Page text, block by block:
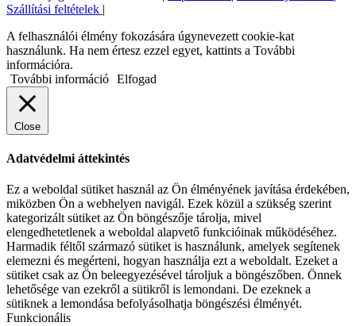
Szállítási feltételek |
A felhasználói élmény fokozására úgynevezett cookie-kat
használunk. Ha nem értesz ezzel egyet, kattints a További
információra.
További információ Elfogad
Close
Adatvédelmi áttekintés
Ez a weboldal sütiket használ az Ön élményének javítása érdekében,
miközben Ön a webhelyen navigál. Ezek közül a szükség szerint
kategorizált sütiket az Ön böngészője tárolja, mivel
elengedhetetlenek a weboldal alapvető funkcióinak működéséhez.
Harmadik féltől származó sütiket is használunk, amelyek segítenek
elemezni és megérteni, hogyan használja ezt a weboldalt. Ezeket a
sütiket csak az Ön beleegyezésével tároljuk a böngészőben. Önnek
lehetősége van ezekről a sütikről is lemondani. De ezeknek a
sütiknek a lemondása befolyásolhatja böngészési élményét.
Funkcionális